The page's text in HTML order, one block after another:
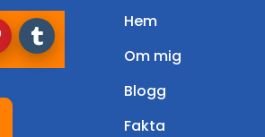
Hem
Om mig
Blogg
Fakta